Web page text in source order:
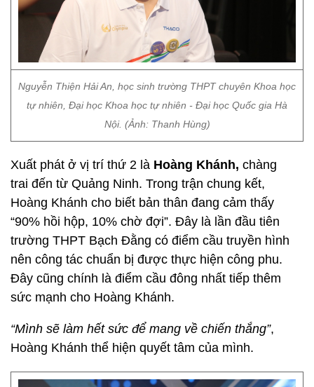
Nguyễn Thiện Hải An, học sinh trường THPT chuyên Khoa học
tự nhiên, Đại học Khoa học tự nhiên - Đại học Quốc gia Hà
Nội. (Ảnh: Thanh Hùng)
Xuất phát ở vị trí thứ 2 là Hoàng Khánh, chàng
trai đến từ Quảng Ninh. Trong trận chung kết,
Hoàng Khánh cho biết bản thân đang cảm thấy
“90% hồi hộp, 10% chờ đợi”. Đây là lần đầu tiên
trường THPT Bạch Đằng có điểm cầu truyền hình
nên công tác chuẩn bị được thực hiện công phu.
Đây cũng chính là điểm cầu đông nhất tiếp thêm
sức mạnh cho Hoàng Khánh.
“Mình sẽ làm hết sức để mang về chiến thắng”,
Hoàng Khánh thể hiện quyết tâm của mình.